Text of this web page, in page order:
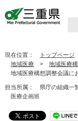
現在位置： トップページ
地域医療 > 地域医療
地域医療構想調整会議に
担当所属： 県庁の組織
医療企画班